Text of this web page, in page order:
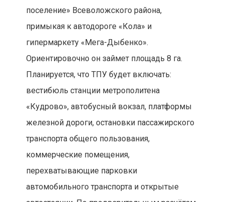
поселение» Всеволожского района,
примыкая к автодороге «Кола» и
гипермаркету «Мега-Дыбенко».
Ориентировочно он займет площадь 8 га.
Планируется, что ТПУ будет включать:
вестибюль станции метрополитена
«Кудрово», автобусный вокзал, платформы
железной дороги, остановки пассажирского
транспорта общего пользования,
коммерческие помещения,
перехватывающие парковки
автомобильного транспорта и открытые